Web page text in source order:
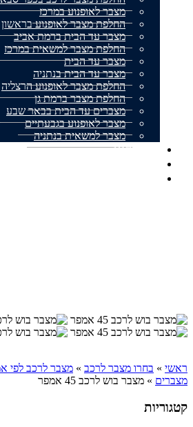
מצבר לאופנוע במרכז
החלפת מצבר לאופנוע בראשון
מצבר עד הבית ברמת אביב
החלפת מצבר למשאית במרכז
מצבר עד הבית
מצבר עד הבית בנתניה
החלפת מצבר לאופנוע הרצליה
החלפת מצבר ברמת גן
מצברים עד הבית בבאר שבע
מצבר לאופנוע בגבעתיים
מצבר למשאית בנתניה
אודותינו
ראשי » בחרו מצבר לרכב »
מצברים » מצבר בוש לרכב 45 אמפר
קטגוריות